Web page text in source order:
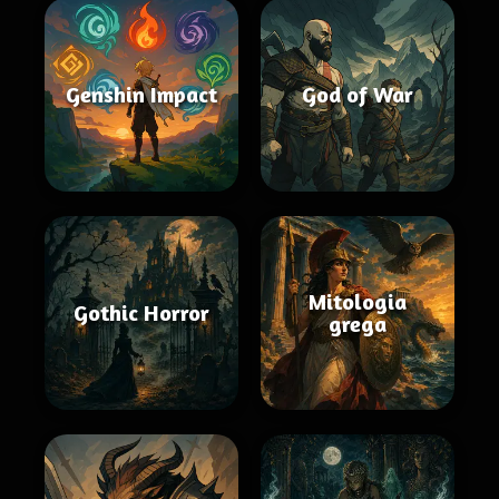
Genshin Impact God of War
Gothic Horror
Mitologia
grega